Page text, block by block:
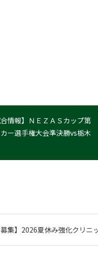
合情報】ＮＥＺＡＳカップ第
ー選手権大会準決勝vs栃木
募集】2026夏休み強化クリ